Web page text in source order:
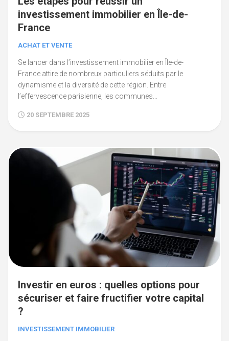
investissement immobilier en Île-de-
France
ACHAT ET VENTE
Se lancer dans l’investissement immobilier en Île-de-
France attire de nombreux particuliers séduits par le
dynamisme et la diversité de cette région. Entre
l’effervescence parisienne, les communes...
20 SEPTEMBRE 2025
Investir en euros : quelles options pour
sécuriser et faire fructifier votre capital
?
INVESTISSEMENT IMMOBILIER